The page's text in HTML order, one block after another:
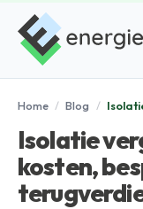
Home / Blog /
Isolatie
kosten,